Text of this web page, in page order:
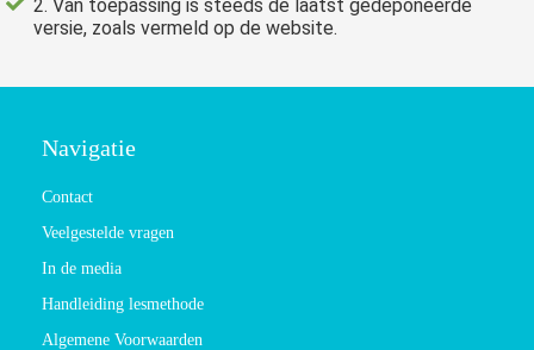
2. Van toepassing is steeds de laatst gedeponeerde
versie, zoals vermeld op de website.
Navigatie
Contact
Veelgestelde vragen
In de media
Handleiding lesmethode
Algemene Voorwaarden